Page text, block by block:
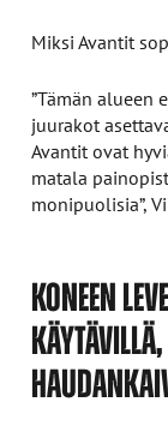
Miksi Avantit
”Tämän alueen
juurakot
Avantit ovat
matala
monipuolisia”,
KONEEN